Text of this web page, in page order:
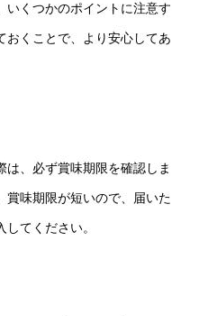
いくつかのポイントに注意す
おくことで、より安心してあ
、必ず賞味期限を確認しま
賞味期限が短いので、届いた
てください。